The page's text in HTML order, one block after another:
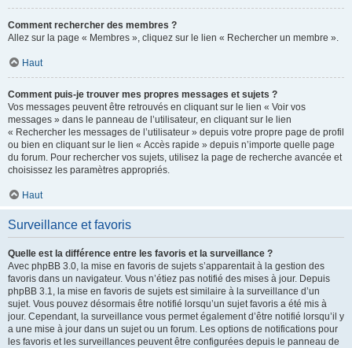
Comment rechercher des membres ?
Allez sur la page « Membres », cliquez sur le lien « Rechercher un membre ».
Haut
Comment puis-je trouver mes propres messages et sujets ?
Vos messages peuvent être retrouvés en cliquant sur le lien « Voir vos
messages » dans le panneau de l’utilisateur, en cliquant sur le lien
« Rechercher les messages de l’utilisateur » depuis votre propre page de profil
ou bien en cliquant sur le lien « Accès rapide » depuis n’importe quelle page
du forum. Pour rechercher vos sujets, utilisez la page de recherche avancée et
choisissez les paramètres appropriés.
Haut
Surveillance et favoris
Quelle est la différence entre les favoris et la surveillance ?
Avec phpBB 3.0, la mise en favoris de sujets s’apparentait à la gestion des
favoris dans un navigateur. Vous n’étiez pas notifié des mises à jour. Depuis
phpBB 3.1, la mise en favoris de sujets est similaire à la surveillance d’un
sujet. Vous pouvez désormais être notifié lorsqu’un sujet favoris a été mis à
jour. Cependant, la surveillance vous permet également d’être notifié lorsqu’il y
a une mise à jour dans un sujet ou un forum. Les options de notifications pour
les favoris et les surveillances peuvent être configurées depuis le panneau de